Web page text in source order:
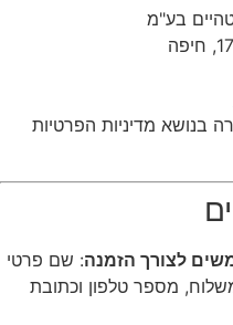
בע"מ
בנושא מדיניות הפרטיות
לצורך הזמנה: שם פרטי
מספר טלפון וכתובת